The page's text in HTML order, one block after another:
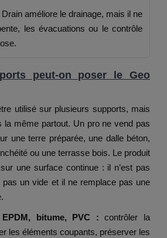
Drain améliore le drainage, mais il ne
les évacuations ou le contrôle
peut-on poser le Geo
utilisé sur plusieurs supports, mais
la même partout. Un pro ne vend pas
une terre préparée, une dalle béton,
ou une terrasse bois. Le produit
une surface continue : il n’est pas
pas un vide et il ne remplace pas une
bitume, PVC : contrôler la
les éléments coupants, préserver les